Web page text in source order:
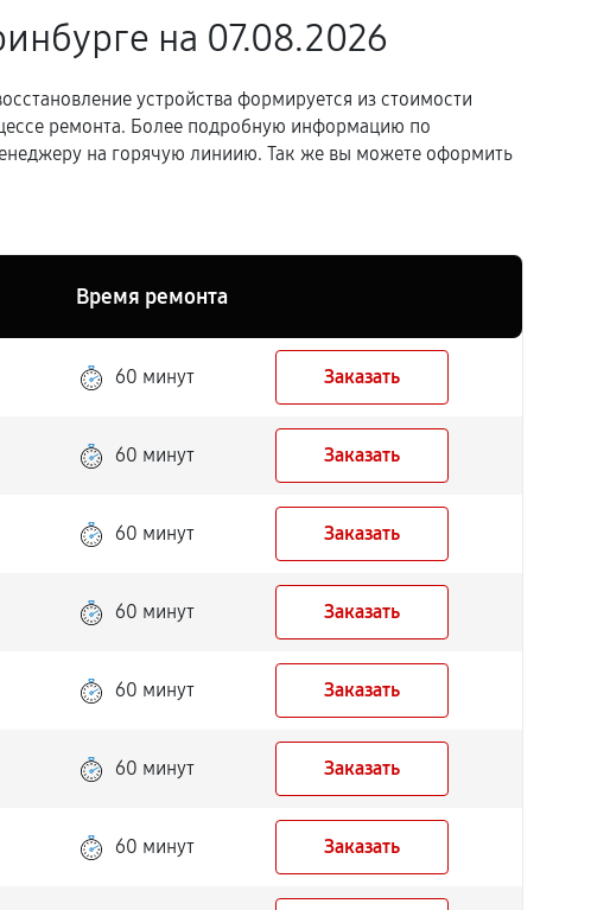
на 07.08.2026
устройства формируется из стоимости
ремонта. Более подробную информацию по
на горячую линиию. Так же вы можете оформить
Время ремонта
60 минут Заказать
60 минут Заказать
60 минут Заказать
60 минут Заказать
60 минут Заказать
60 минут Заказать
60 минут Заказать